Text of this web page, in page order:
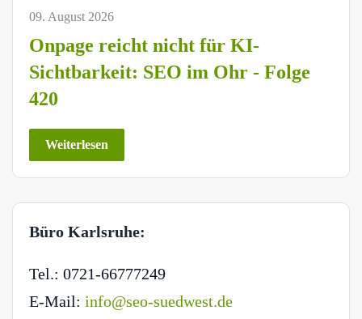
09. August 2026
Onpage reicht nicht für KI-
Sichtbarkeit: SEO im Ohr - Folge
420
Weiterlesen
Büro Karlsruhe:
Tel.: 0721-66777249
E-Mail: info@seo-suedwest.de